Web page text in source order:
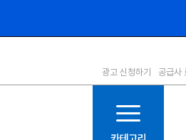
1등급
11등급
12등급
광고 신청하기 공급사